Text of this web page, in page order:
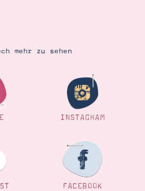
mehr zu sehen
INSTAGRAM
FACEBOOK